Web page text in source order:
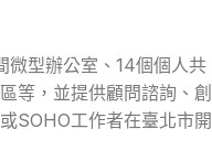
微型辦公室、14個個人共
等，並提供顧問諮詢、創
SOHO工作者在臺北市開